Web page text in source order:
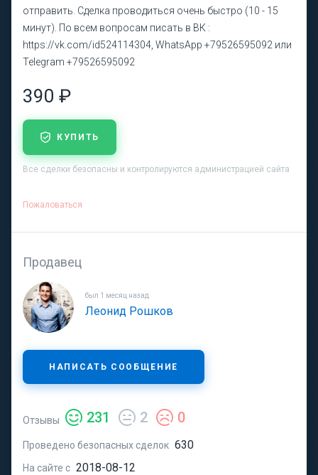
отправить. Сделка проводиться очень быстро (10 - 15
минут). По всем вопросам писать в ВК :
https://vk.com/id524114304, WhatsApp +79526595092 или
Telegram +79526595092
390 ₽
КУПИТЬ
Все сделки безопасны и контролируются администрацией сайта
Пожаловаться
Продавец
был 1 месяц назад
Леонид Рошков
НАПИСАТЬ СООБЩЕНИЕ
Отзывы 231 2 0
Проведено безопасных сделок 630
На сайте с 2018-08-12